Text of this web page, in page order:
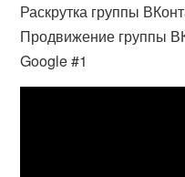
Раскрутка группы
Продвижение группы
Google #1